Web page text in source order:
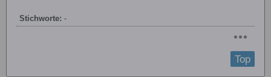
Stichworte: -
Top